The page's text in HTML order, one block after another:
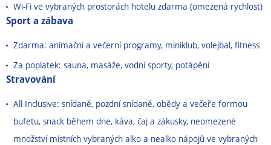
Wi-Fi ve vybraných prostorách hotelu zdarma (omezená rychlost)
Sport a zábava
Zdarma: animační a večerní programy, miniklub, volejbal, fitness
Za poplatek: sauna, masáže, vodní sporty, potápění
Stravování
All Inclusive: snídaně, pozdní snídaně, obědy a večeře formou
bufetu, snack během dne, káva, čaj a zákusky, neomezené
množství místních vybraných alko a nealko nápojů ve vybraných